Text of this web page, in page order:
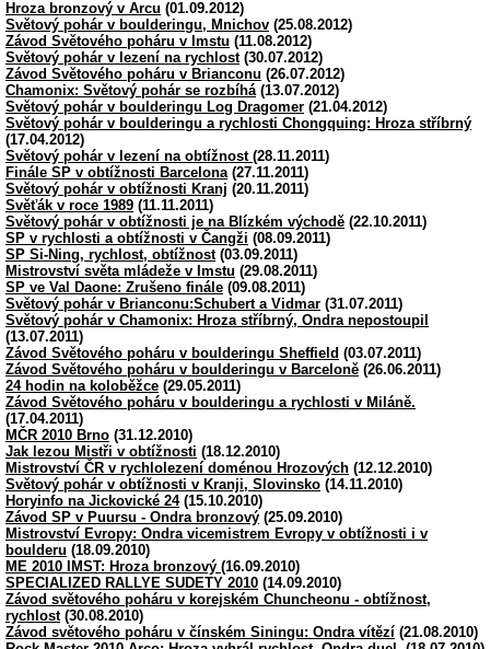
Hroza bronzový v Arcu (01.09.2012)
Světový pohár v boulderingu, Mnichov (25.08.2012)
Závod Světového poháru v Imstu (11.08.2012)
Světový pohár v lezení na rychlost(30.07.2012)
Závod Světového poháru v Brianconu (26.07.2012)
Chamonix: Světový pohár se rozbíhá (13.07.2012)
Světový pohár v boulderingu Log Dragomer (21.04.2012)
Světový pohár v boulderingu a rychlosti Chongquing: Hroza stříbrný
(17.04.2012)
Světový pohár v lezení na obtížnost (28.11.2011)
Finále SP v obtížnosti Barcelona (27.11.2011)
Světový pohár v obtížnosti Kranj (20.11.2011)
Svěťák v roce 1989 (11.11.2011)
Světový pohár v obtížnosti je na Blízkém východě (22.10.2011)
SP v rychlosti a obtížnosti v Čangži (08.09.2011)
SP Si-Ning, rychlost, obtížnost(03.09.2011)
Mistrovství světa mládeže v Imstu (29.08.2011)
SP ve Val Daone: Zrušeno finále (09.08.2011)
Světový pohár v Brianconu:Schubert a Vidmar (31.07.2011)
Světový pohár v Chamonix: Hroza stříbrný, Ondra nepostoupil
(13.07.2011)
Závod Světového poháru v boulderingu Sheffield (03.07.2011)
Závod Světového poháru v boulderingu v Barceloně (26.06.2011)
24 hodin na koloběžce (29.05.2011)
Závod Světového poháru v boulderingu a rychlosti v Miláně.
(17.04.2011)
MČR 2010 Brno (31.12.2010)
Jak lezou Mistři v obtížnosti (18.12.2010)
Mistrovství ČR v rychlolezení doménou Hrozových (12.12.2010)
Světový pohár v obtížnosti v Kranji, Slovinsko (14.11.2010)
Horyinfo na Jickovické 24(15.10.2010)
Závod SP v Puursu - Ondra bronzový (25.09.2010)
Mistrovství Evropy: Ondra vicemistrem Evropy v obtížnosti i v
boulderu (18.09.2010)
ME 2010 IMST: Hroza bronzový (16.09.2010)
SPECIALIZED RALLYE SUDETY 2010 (14.09.2010)
Závod světového poháru v korejském Chuncheonu - obtížnost,
rychlost(30.08.2010)
Závod světového poháru v čínském Siningu: Ondra vítězí (21.08.2010)